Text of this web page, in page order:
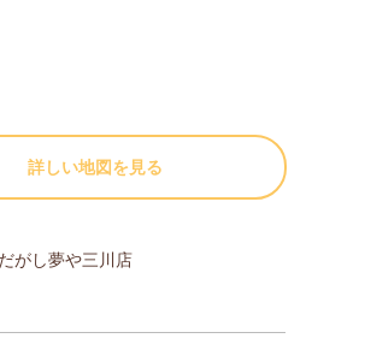
詳しい地図を見る
だがし夢や三川店